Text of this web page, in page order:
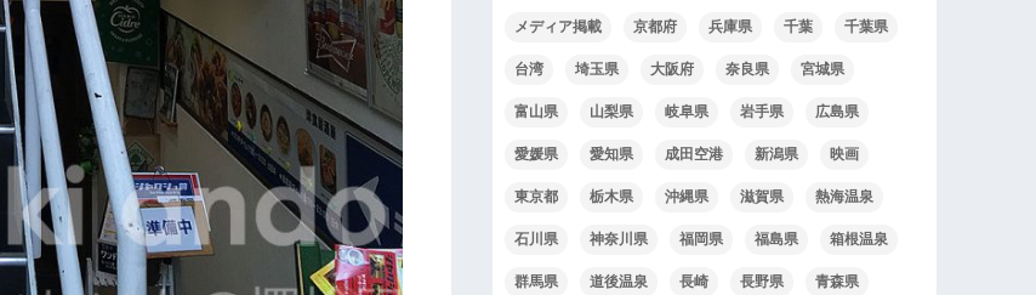
メディア掲載 京都府 兵庫県 千葉 千葉県
台湾 埼玉県 大阪府 奈良県 宮城県
富山県 山梨県 岐阜県 岩手県 広島県
愛媛県 愛知県 成田空港 新潟県 映画
東京都 栃木県 沖縄県 滋賀県 熱海温泉
石川県 神奈川県 福岡県 福島県 箱根温泉
群馬県 道後温泉 長崎 長野県 青森県